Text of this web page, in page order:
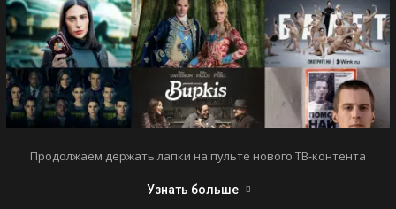
Продолжаем держать лапки на пульте нового ТВ-контента
Узнать больше